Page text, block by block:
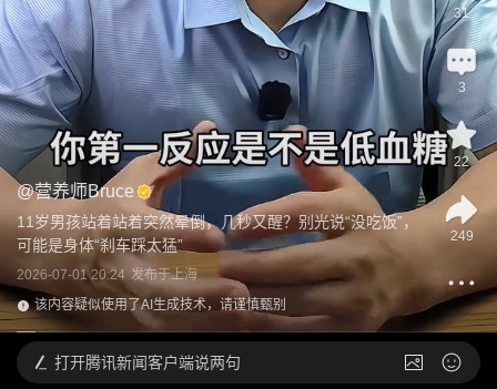
@营养师Bruce
11岁男孩站着站着突然晕倒，几秒又醒？别光说“没吃饭”，
可能是身体“刹车踩太猛”
2026-07-01 20:24 发布于上海
该内容疑似使用了AI生成技术，请谨慎甄别
31
3
22
249
打开腾讯新闻客户端说两句